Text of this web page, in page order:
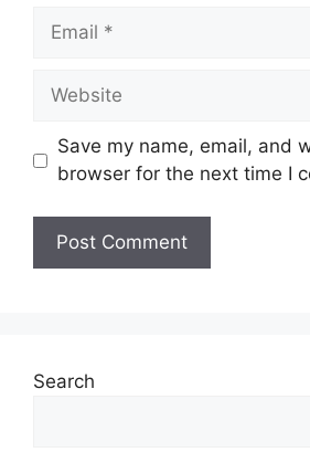
Email
Website
Save my name, email, and
browser for the next time I
Search